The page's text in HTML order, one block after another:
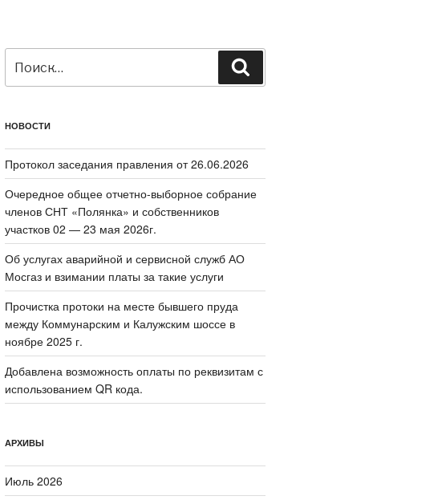
НОВОСТИ
Протокол заседания правления от 26.06.2026
Очередное общее отчетно-выборное собрание
членов СНТ «Полянка» и собственников
участков 02 — 23 мая 2026г.
Об услугах аварийной и сервисной служб АО
Мосгаз и взимании платы за такие услуги
Прочистка протоки на месте бывшего пруда
между Коммунарским и Калужским шоссе в
ноябре 2025 г.
Добавлена возможность оплаты по реквизитам с
использованием QR кода.
АРХИВЫ
Июль 2026